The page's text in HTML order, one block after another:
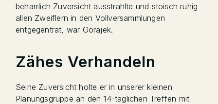
beharrlich Zuversicht ausstrahlte und stoisch ruhig
allen Zweiflern in den Vollversammlungen
entgegentrat, war Gorajek.
Zähes Verhandeln
Seine Zuversicht holte er in unserer kleinen
Planungsgruppe an den 14-täglichen Treffen mit